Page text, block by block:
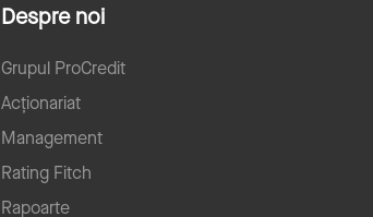
Despre noi
Grupul ProCredit
Acționariat
Management
Rating Fitch
Rapoarte